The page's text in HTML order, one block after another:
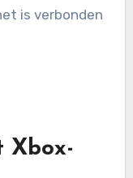
is verbonden
Xbox-